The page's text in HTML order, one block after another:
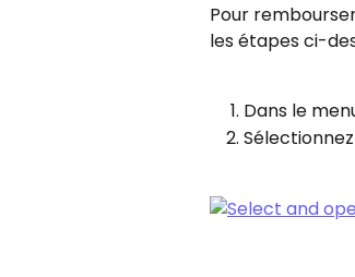
Pour
les étapes ci-
Dans le